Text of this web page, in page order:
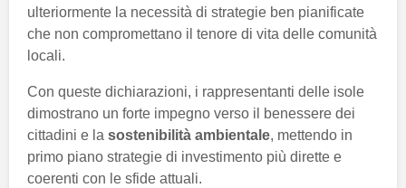
ulteriormente la necessità di strategie ben pianificate
che non compromettano il tenore di vita delle comunità
locali.
Con queste dichiarazioni, i rappresentanti delle isole
dimostrano un forte impegno verso il benessere dei
cittadini e la sostenibilità ambientale, mettendo in
primo piano strategie di investimento più dirette e
coerenti con le sfide attuali.